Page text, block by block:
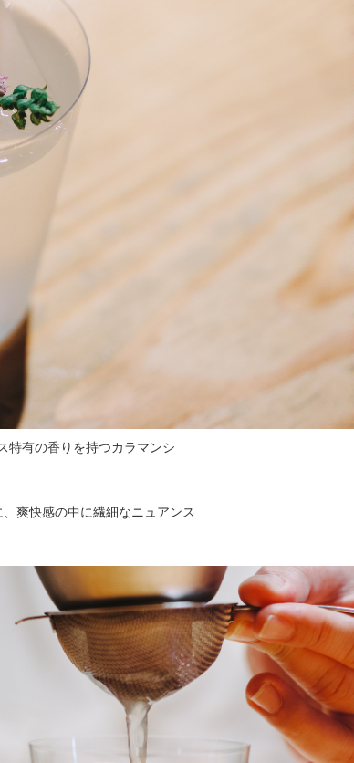
特有の香りを持つカラマンシ
爽快感の中に繊細なニュアンス